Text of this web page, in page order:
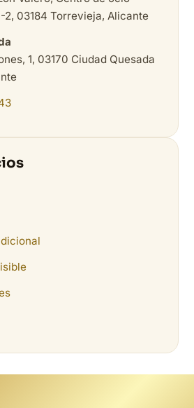
2, 03184 Torrevieja, Alicante
1, 03170 Ciudad Quesada